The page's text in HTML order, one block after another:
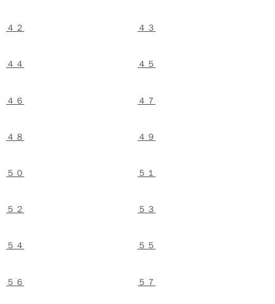
４２ ４３
４４ ４５
４６ ４７
４８ ４９
５０ ５１
５２ ５３
５４ ５５
５６ ５７